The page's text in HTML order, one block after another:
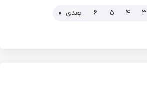
3
4
5
6 بعدی »